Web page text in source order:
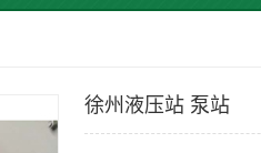
徐州液压站 泵站